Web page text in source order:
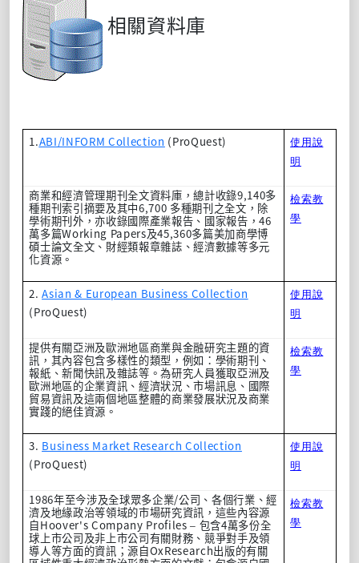
相關資料庫
1.ABI/INFORM Collection (ProQuest)
使用說
明
商業和經濟管理期刊全文資料庫，總計收錄9,140多
種期刊索引摘要及其中6,700 多種期刊之全文，除
學術期刊外，亦收錄國際產業報告、國家報告，46
萬多篇Working Papers及45,360多篇美加商學博
碩士論文全文、財經類報章雜誌、經濟數據等多元
化資源。
檢索教
學
2.Asian & European Business Collection
(ProQuest)
使用說
明
提供有關亞洲及歐洲地區商業與金融研究主題的資
訊，其內容包含多樣性的類型，例如：學術期刊、
報紙、新聞快訊及雜誌等。為研究人員獲取亞洲及
歐洲地區的企業資訊、經濟狀況、市場訊息、國際
貿易資訊及這兩個地區整體的商業發展狀況及商業
實踐的絕佳資源。
檢索教
學
3. Business Market Research Collection
(ProQuest)
使用說
明
1986年至今涉及全球眾多企業/公司、各個行業、經
濟及地緣政治等領域的市場研究資訊，這些內容源
自Hoover's Company Profiles– 包含4萬多份全
球上市公司及非上市公司有關財務、競爭對手及領
導人等方面的資訊；源自OxResearch出版的有關
檢索教
學